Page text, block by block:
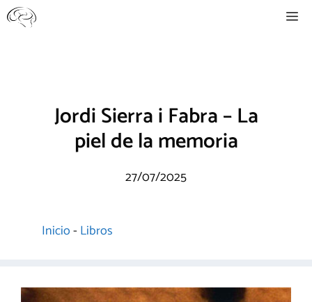
Saltar
al
Jordi Sierra i Fabra – La
piel de la memoria
27/07/2025
Inicio-Libros